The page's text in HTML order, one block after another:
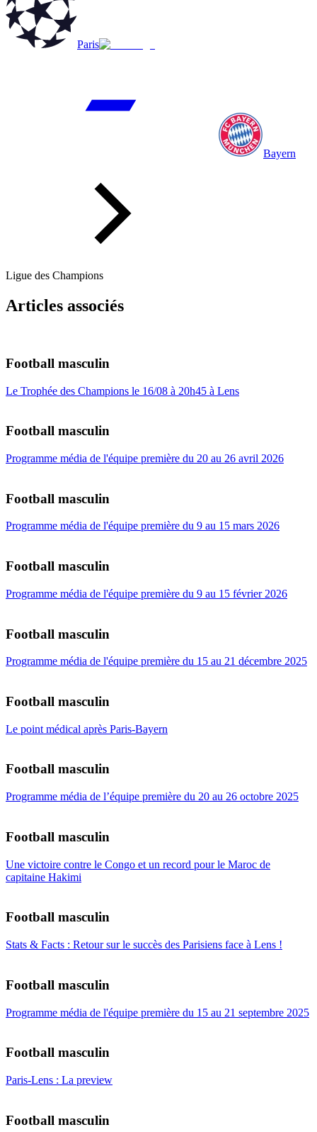
Paris
Bayern
Ligue des Champions
Articles associés
Football masculin
Le Trophée des Champions le 16/08 à 20h45 à Lens
Football masculin
Programme média de l'équipe première du 20 au 26 avril 2026
Football masculin
Programme média de l'équipe première du 9 au 15 mars 2026
Football masculin
Programme média de l'équipe première du 9 au 15 février 2026
Football masculin
Programme média de l'équipe première du 15 au 21 décembre 2025
Football masculin
Le point médical après Paris-Bayern
Football masculin
Programme média de l’équipe première du 20 au 26 octobre 2025
Football masculin
Une victoire contre le Congo et un record pour le Maroc de
capitaine Hakimi
Football masculin
Stats & Facts : Retour sur le succès des Parisiens face à Lens !
Football masculin
Programme média de l'équipe première du 15 au 21 septembre 2025
Football masculin
Paris-Lens : La preview
Football masculin